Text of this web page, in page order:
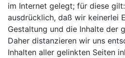
im Internet gelegt; für diese
ausdrücklich, daß wir keinerlei
Gestaltung und die Inhalte der
Daher distanzieren wir uns
Inhalten aller gelinkten Seiten